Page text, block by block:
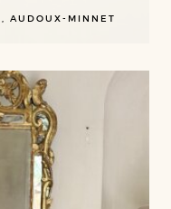
AUDOUX-MINNET